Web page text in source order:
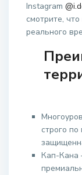
Instagram
смотрите,
реального
строго
Кап-Кана